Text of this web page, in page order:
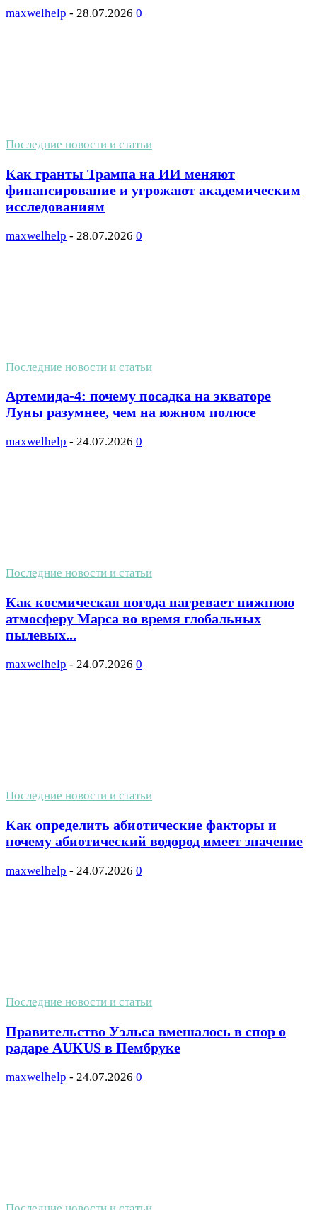
maxwelhelp - 28.07.2026 0
Последние новости и статьи
Как гранты Трампа на ИИ меняют
финансирование и угрожают академическим
исследованиям
maxwelhelp - 28.07.2026 0
Последние новости и статьи
Артемида-4: почему посадка на экваторе
Луны разумнее, чем на южном полюсе
maxwelhelp - 24.07.2026 0
Последние новости и статьи
Как космическая погода нагревает нижнюю
атмосферу Марса во время глобальных
пылевых...
maxwelhelp - 24.07.2026 0
Последние новости и статьи
Как определить абиотические факторы и
почему абиотический водород имеет значение
maxwelhelp - 24.07.2026 0
Последние новости и статьи
Правительство Уэльса вмешалось в спор о
радаре AUKUS в Пембруке
maxwelhelp - 24.07.2026 0